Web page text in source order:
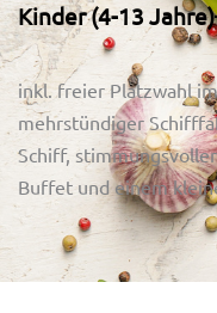
Kinder (4-13 Jahre)
inkl. freier Platzwahl
mehrstündiger
Schiff,
Buffet und einem